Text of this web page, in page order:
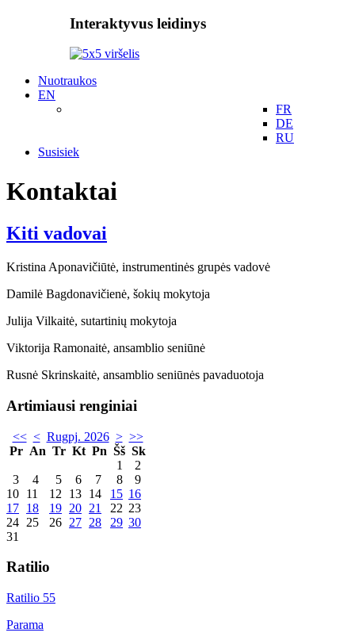
Interaktyvus leidinys
Nuotraukos
EN
FR
DE
RU
Susisiek
Kontaktai
Kiti vadovai
Kristina Aponavičiūtė, instrumentinės grupės vadovė
Damilė Bagdonavičienė, šokių mokytoja
Julija Vilkaitė, sutartinių mokytoja
Viktorija Ramonaitė, ansamblio seniūnė
Rusnė Skrinskaitė, ansamblio seniūnės pavaduotoja
Artimiausi renginiai
<< < Rugpj. 2026 > >>
Pr An Tr Kt Pn Šš Sk
1
2
3
4 5 6 7 8
9
10 11 12 13 14 15 16
17 18 19 20 21 22 23
24 25 26 27 28 29 30
31
Ratilio
Ratilio 55
Parama